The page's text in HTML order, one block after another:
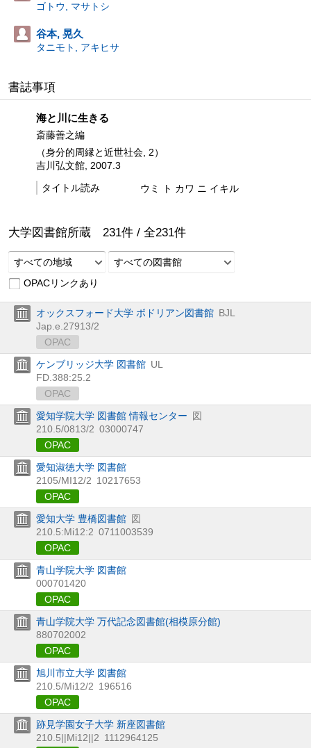
ゴトウ, マサトシ
谷本, 晃久
タニモト, アキヒサ
書誌事項
海と川に生きる
斎藤善之編
（身分的周縁と近世社会, 2）
吉川弘文館, 2007.3
タイトル読み
ウミ ト カワ ニ イキル
大学図書館所蔵 231件 / 全231件
すべての地域
すべての図書館
OPACリンクあり
オックスフォード大学 ボドリアン図書館 BJL
Jap.e.27913/2
OPAC
ケンブリッジ大学 図書館 UL
FD.388:25.2
OPAC
愛知学院大学 図書館 情報センター
図
210.5/0813/2 03000747
OPAC
愛知淑徳大学 図書館
2105/MI12/2 10217653
OPAC
愛知大学 豊橋図書館 図
210.5:Mi12:2 0711003539
OPAC
青山学院大学 図書館
000701420
OPAC
青山学院大学 万代記念図書館(相模原分館)
880702002
OPAC
旭川市立大学 図書館
210.5/Mi12/2 196516
OPAC
跡見学園女子大学 新座図書館
210.5||Mi12||2 1112964125